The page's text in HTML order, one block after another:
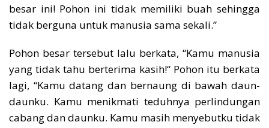
besar ini! Pohon ini tidak memiliki buah sehingga
tidak berguna untuk manusia sama sekali.”
Pohon besar tersebut lalu berkata, “Kamu manusia
yang tidak tahu berterima kasih!“ Pohon itu berkata
lagi, “Kamu datang dan bernaung di bawah daun-
daunku. Kamu menikmati teduhnya perlindungan
cabang dan daunku. Kamu masih menyebutku tidak